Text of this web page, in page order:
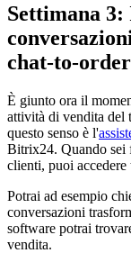
Settimana
chat-to-
È giunto ora il
attività di vendita del
questo senso è l'
Bitrix24. Quando sei
clienti, puoi
Potrai ad esempio
conversazioni
software potrai
vendita.